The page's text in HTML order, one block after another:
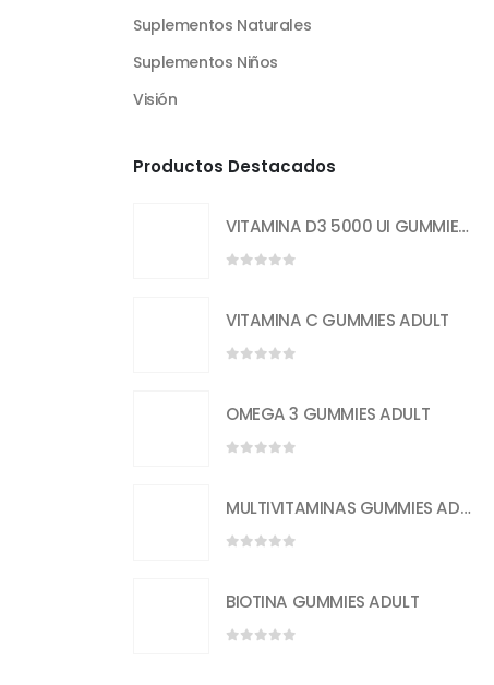
Suplementos Naturales
Suplementos Niños
Visión
Productos Destacados
VITAMINA D3 5000 UI GUMMIES ADULT
VITAMINA C GUMMIES ADULT
OMEGA 3 GUMMIES ADULT
MULTIVITAMINAS GUMMIES ADULT
BIOTINA GUMMIES ADULT